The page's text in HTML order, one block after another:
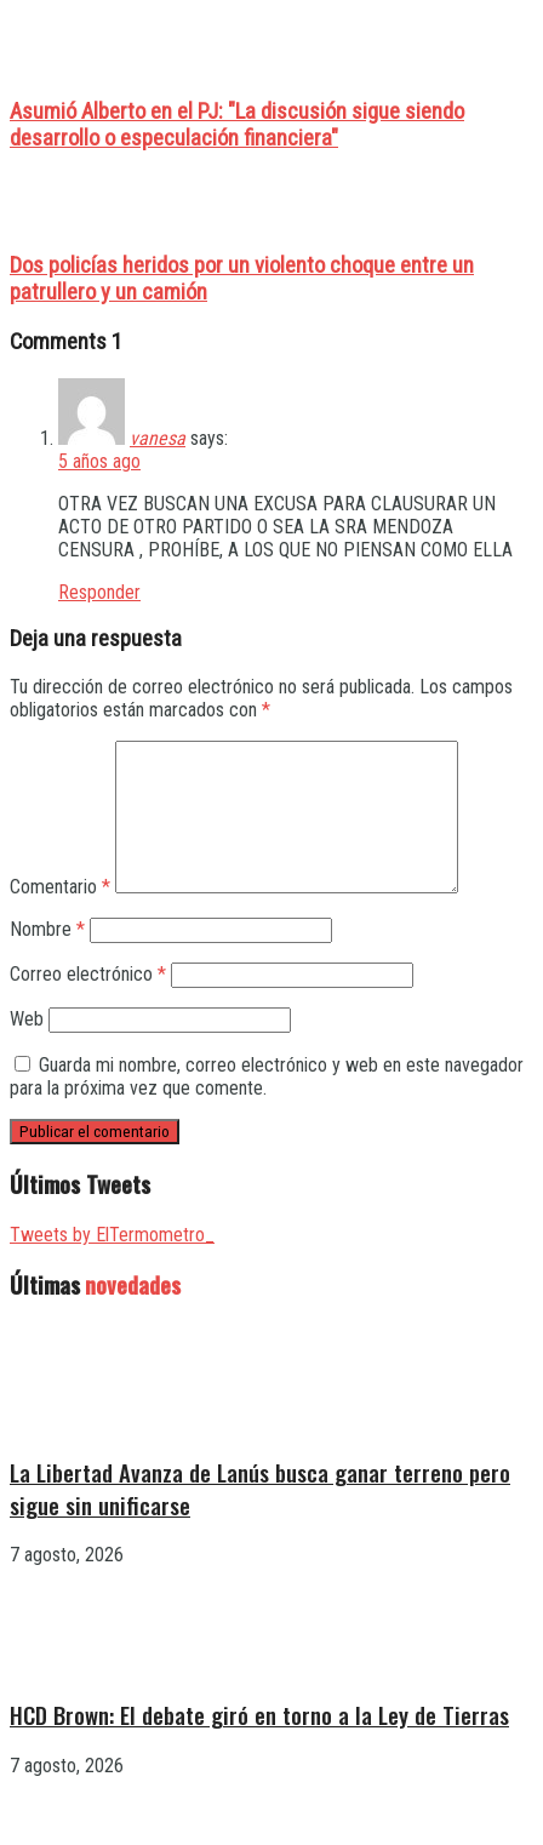
Asumió Alberto en el PJ: "La discusión sigue siendo
desarrollo o especulación financiera"
Dos policías heridos por un violento choque entre un
patrullero y un camión
Comments 1
vanesa says:
5 años ago
OTRA VEZ BUSCAN UNA EXCUSA PARA CLAUSURAR UN
ACTO DE OTRO PARTIDO O SEA LA SRA MENDOZA
CENSURA , PROHÍBE, A LOS QUE NO PIENSAN COMO ELLA
Responder
Deja una respuesta
Tu dirección de correo electrónico no será publicada. Los campos
obligatorios están marcados con *
Comentario *
Nombre *
Correo electrónico *
Web
Guarda mi nombre, correo electrónico y web en este navegador
para la próxima vez que comente.
Últimos Tweets
Tweets by ElTermometro_
Últimasnovedades
La Libertad Avanza de Lanús busca ganar terreno pero
sigue sin unificarse
7 agosto, 2026
HCD Brown: El debate giró en torno a la Ley de Tierras
7 agosto, 2026